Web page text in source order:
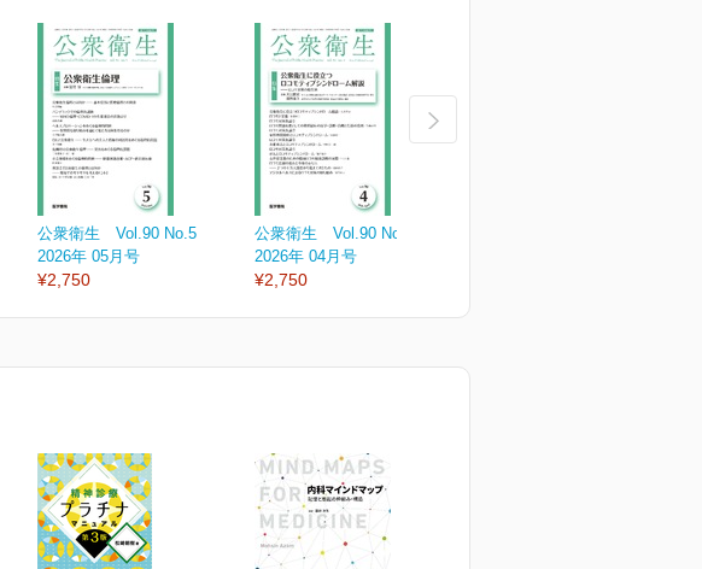
公衆衛生 Vol.90 No.5
2026年 05月号
¥2,750
公衆衛生 Vol.90 No.4
2026年 04月号
¥2,750